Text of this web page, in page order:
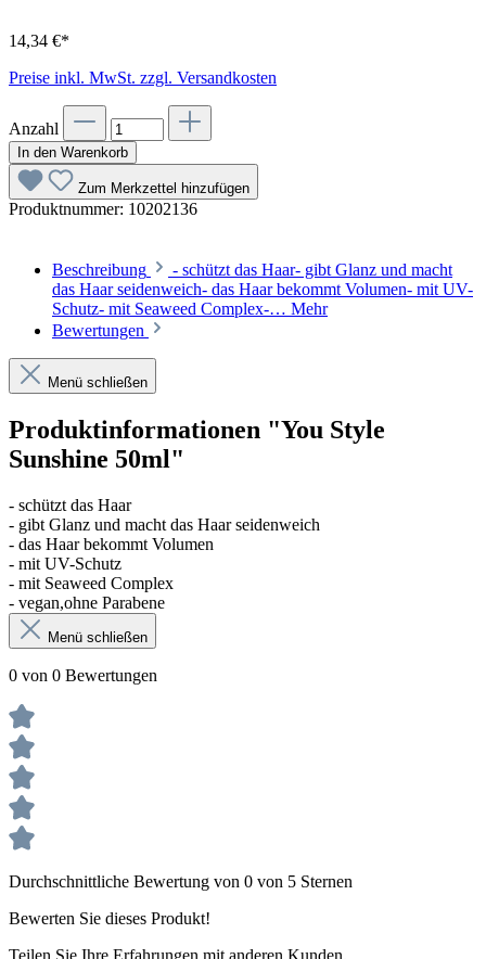
14,34 €*
Preise inkl. MwSt. zzgl. Versandkosten
Anzahl
In den Warenkorb
Zum Merkzettel hinzufügen
Produktnummer: 10202136
Beschreibung
- schützt das Haar- gibt Glanz und macht
das Haar seidenweich- das Haar bekommt Volumen- mit UV-
Schutz- mit Seaweed Complex-… Mehr
Bewertungen
Menü schließen
Produktinformationen "You Style
Sunshine 50ml"
- schützt das Haar
- gibt Glanz und macht das Haar seidenweich
- das Haar bekommt Volumen
- mit UV-Schutz
- mit Seaweed Complex
- vegan,ohne Parabene
Menü schließen
0 von 0 Bewertungen
Durchschnittliche Bewertung von 0 von 5 Sternen
Bewerten Sie dieses Produkt!
Teilen Sie Ihre Erfahrungen mit anderen Kunden.